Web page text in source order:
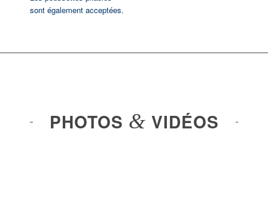
sont également acceptées.
PHOTOS & VIDÉOS